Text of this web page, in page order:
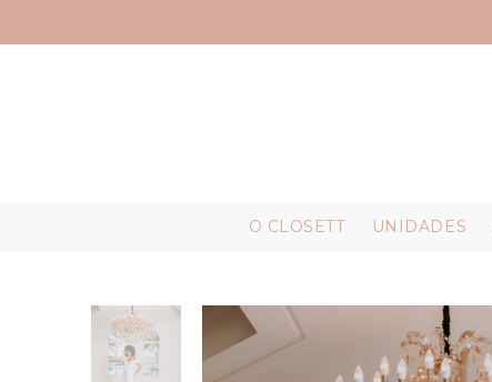
O CLOSETT UNIDADES